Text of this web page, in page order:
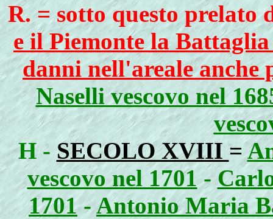
R. = sotto questo prelato
e il Piemonte la
danni nell'areale anche
Naselli vescovo nel
H -SECOLO XVIII=
vescovo nel 1701-
1701-Antonio Maria